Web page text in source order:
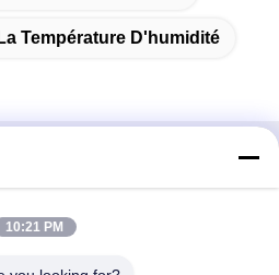
Température D'humidité
10:21 PM